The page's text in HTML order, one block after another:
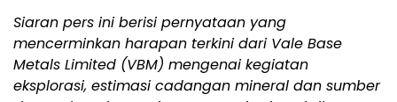
Siaran pers ini berisi pernyataan yang
mencerminkan harapan terkini dari Vale Base
Metals Limited (VBM) mengenai kegiatan
eksplorasi, estimasi cadangan mineral dan sumber